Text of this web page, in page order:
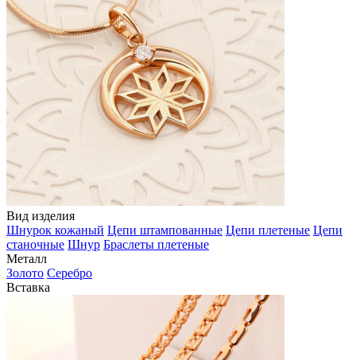
Вид изделия
Шнурок кожаный Цепи штампованные Цепи плетеные Цепи
станочные Шнур Браслеты плетеные
Металл
Золото Серебро
Вставка